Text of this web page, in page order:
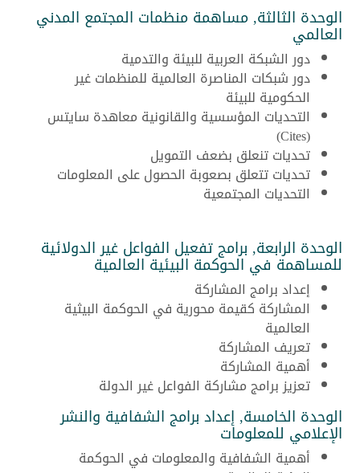
الوحدة الثالثة, مساهمة منظمات المجتمع المدني
العالمي
دور الشبكة العربية للبيئة والتدمية
دور شبكات المناصرة العالمية للمنظمات غير
الحكومية للبيئة
التحديات المؤسسية والقانونية معاهدة سايتس
(Cites)
تحديات تنعلق بضعف التمويل
تحديات تتعلق بصعوبة الحصول على المعلومات
التحديات المجتمعية
الوحدة الرابعة, برامج تفعيل الفواعل غير الدولائية
للمساهمة في الحوكمة البيئية العالمية
إعداد برامج المشاركة
المشاركة كقيمة محورية في الحوكمة البيثية
العالمية
تعريف المشاركة
أهمية المشاركة
تعزيز برامج مشاركة الفواعل غير الدولة
الوحدة الخامسة, إعداد برامج الشفافية والنشر
الإعلامي للمعلومات
أهمية الشفافية والمعلومات في الحوكمة